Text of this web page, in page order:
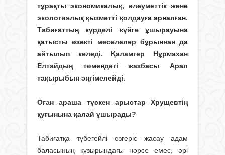
тұрақты экономикалық, әлеуметтік және
экологиялық қызметті қолдауға арналған.
Табиғаттың күрделі күйге ұшырауына
қатысты өзекті мәселелер бұрыннан да
айтылып келеді. Қаламгер Нұрмахан
Елтайдың төмендегі жазбасы Арал
тақырыбын әңгімелейді.
Оған араша түскен арыстар Хрущевтің
қуғынына қалай ұшырады?
Табиғатқа түбегейлі өзгеріс жасау адам
баласының құзырындағы нәрсе емес, әрі